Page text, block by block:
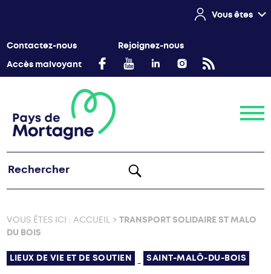
Vous êtes
Contactez-nous
Rejoignez-nous
Accès malvoyant
Menu
VOUS ÊTES ICI :ACCUEIL >TRANSPORT SOLIDAIRE ST MALO
DU BOIS
LIEUX DE VIE ET DE SOUTIEN - SAINT-MALÔ-DU-BOIS